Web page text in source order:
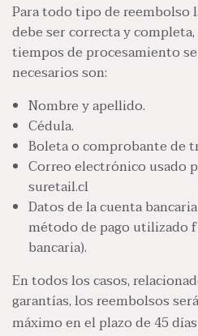
Para todo tipo de
debe ser correcta y
tiempos de procesamiento
necesarios son:
Nombre y apellido.
Cédula.
Boleta o comprobante de
Correo electrónico usado
suretail.cl
Datos de la cuenta
método de pago utilizado
bancaria).
En todos los casos,
garantías, los reembolsos
máximo en el plazo de 45